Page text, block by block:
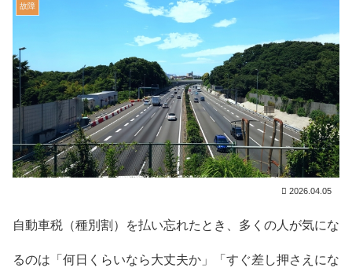
故障
2026.04.05
自動車税（種別割）を払い忘れたとき、多くの人が気にな
るのは「何日くらいなら大丈夫か」「すぐ差し押さえにな